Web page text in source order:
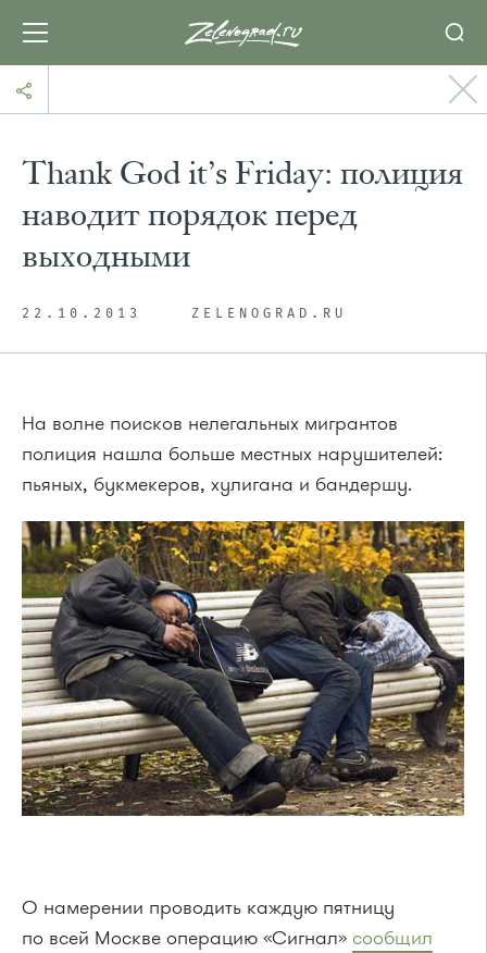
Thank God it’s Friday: полиция
наводит порядок перед
выходными
22.10.2013 ZELENOGRAD.RU
На волне поисков нелегальных мигрантов
полиция нашла больше местных нарушителей:
пьяных, букмекеров, хулигана и бандершу.
О намерении проводить каждую пятницу
по всей Москве операцию «Сигнал» сообщил